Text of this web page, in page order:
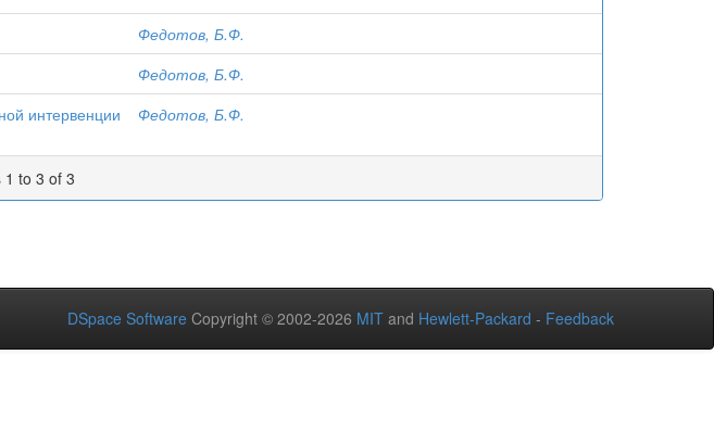
Федотов, Б.Ф.
Федотов, Б.Ф.
интервенции
Федотов, Б.Ф.
1 to 3 of 3
DSpace Software Copyright © 2002-2026 MIT and Hewlett-Packard - Feedback